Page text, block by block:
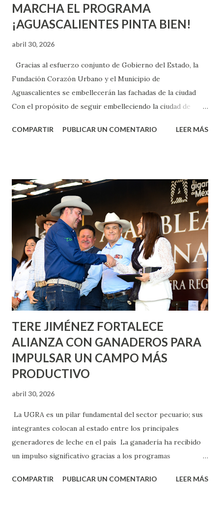
MARCHA EL PROGRAMA
¡AGUASCALIENTES PINTA BIEN!
abril 30, 2026
Gracias al esfuerzo conjunto de Gobierno del Estado, la
Fundación Corazón Urbano y el Municipio de
Aguascalientes se embellecerán las fachadas de la ciudad
Con el propósito de seguir embelleciendo la ciudad de
municipal, Leo Montañez dio inicio al programa
Corazón Urbano y el Municipio capital. Leo Montañez
informó que en este programa se usarán cerca de 90 mil
metros cuadrados de pintura, para dar inicio en la calle
Nieto, entre Jesús F. Elizondo y la calle 22 de Octubre, con
lo que se aplicará pintura en 66 casas. Posteriormente se
llevará este programa a Villas de Nuestra Señora de la
Asunción, Avenida Alameda y Decreto 27 de Septiembre, en
los edificios FOVISSSTE Ojo de Agua, en la comunidad
Norias de Paso Hondo y en los edificios de...
COMPARTIR PUBLICAR UN COMENTARIO LEER MÁS
TERE JIMÉNEZ FORTALECE
ALIANZA CON GANADEROS PARA
IMPULSAR UN CAMPO MÁS
PRODUCTIVO
abril 30, 2026
La UGRA es un pilar fundamental del sector pecuario; sus
integrantes colocan al estado entre los principales
generadores de leche en el país La ganadería ha recibido
un impulso significativo gracias a los programas
muestra de su respaldo firme y decidido al campo, la
COMPARTIR PUBLICAR UN COMENTARIO LEER MÁS